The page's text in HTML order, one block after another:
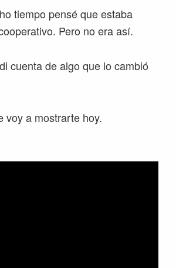
tiempo pensé que estaba
Pero no era así.
cuenta de algo que lo cambió
voy a mostrarte hoy.